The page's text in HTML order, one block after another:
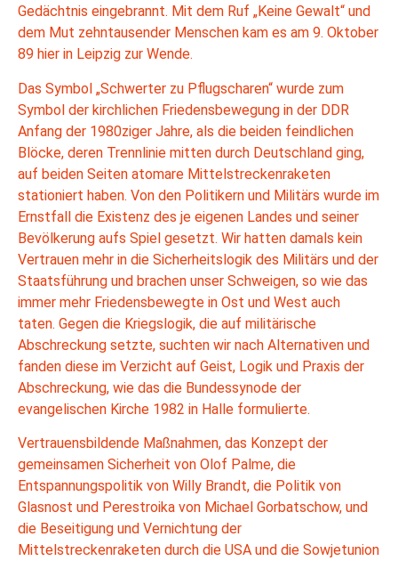
Gedächtnis eingebrannt. Mit dem Ruf „Keine Gewalt“ und
dem Mut zehntausender Menschen kam es am 9. Oktober
89 hier in Leipzig zur Wende.
Das Symbol „Schwerter zu Pflugscharen“ wurde zum
Symbol der kirchlichen Friedensbewegung in der DDR
Anfang der 1980ziger Jahre, als die beiden feindlichen
Blöcke, deren Trennlinie mitten durch Deutschland ging,
auf beiden Seiten atomare Mittelstreckenraketen
stationiert haben. Von den Politikern und Militärs wurde im
Ernstfall die Existenz des je eigenen Landes und seiner
Bevölkerung aufs Spiel gesetzt. Wir hatten damals kein
Vertrauen mehr in die Sicherheitslogik des Militärs und der
Staatsführung und brachen unser Schweigen, so wie das
immer mehr Friedensbewegte in Ost und West auch
taten. Gegen die Kriegslogik, die auf militärische
Abschreckung setzte, suchten wir nach Alternativen und
fanden diese im Verzicht auf Geist, Logik und Praxis der
Abschreckung, wie das die Bundessynode der
evangelischen Kirche 1982 in Halle formulierte.
Vertrauensbildende Maßnahmen, das Konzept der
gemeinsamen Sicherheit von Olof Palme, die
Entspannungspolitik von Willy Brandt, die Politik von
Glasnost und Perestroika von Michael Gorbatschow, und
die Beseitigung und Vernichtung der
Mittelstreckenraketen durch die USA und die Sowjetunion